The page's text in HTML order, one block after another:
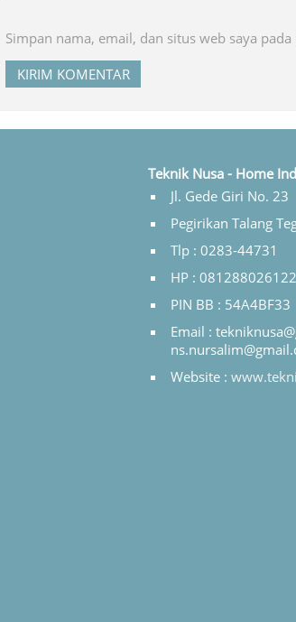
Simpan nama, email, dan situs web saya
Teknik Nusa - Home
Jl. Gede Giri No. 23
Pegirikan Talang
Tlp : 0283-44731
HP : 081288026122
PIN BB : 54A4BF33
Email :
Website :